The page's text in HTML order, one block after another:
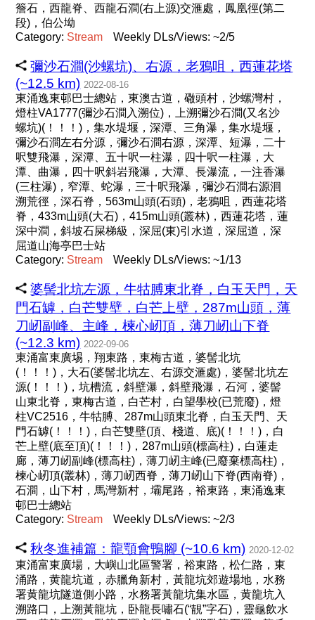
簷石，西龍脊、西龍石澗(右上源)交滙處，鳳凰徑(第二
段)，伯公坳
Category: Stream Weekly DLs/Views: ~2/5
彌沙石澗(沙螺坑)、右源，老鴉咀，西蓮花塔
(~12.5 km) 2022-08-16
東涌逸東邨巴士總站，東澳古道，䃟頭村，沙螺灣村，
燈柱VA1777(彌沙石澗入溯位)，上溯彌沙石澗(又名沙
螺坑)(！！！)，集水堤堰，深潭、三角瀑，集水堤堰，
彌沙石澗左右分源，彌沙石澗右源，深潭、短瀑，二十
呎雙飛瀑，深潭、五十呎一柱瀑，四十呎一柱瀑，大
潭、曲瀑，四十呎斜岩飛瀑，大潭、長瀑流，一注香瀑
(三柱瀑)，窄潭、蛇瀑，三十呎飛瀑，彌沙石澗右源洄
溯荒徑，深石脊，563m山頭(石頭)，老鴉咀，西蓮花塔
脊，433m山頭(大石)，415m山頭(叢林)，西蓮花塔，蓮
深中澗，斜坡石屎梯級，深屈(東)引水道，深屈道，深
屈道山海亭巴士站
Category: Stream Weekly DLs/Views: ~1/13
婆髻北坑左源，牛牯膊東北脊，白玉天門，天
門石罅，白芒雙壁，白芒上壁，287m山頭，薄
刀屻副峰、主峰，楝心屻頂，薄刀屻山下脊
(~12.3 km) 2022-09-06
東涌富東廣埸，翔東路，東梅古道，婆髻北坑
(！！！)，大石(婆髻北坑左、右源交滙處)，婆髻北坑左
源(！！！)，坑槽流，斜壁瀑，斜壁飛瀑，石河，婆髻
山東北脊，東梅古道，白芒村，白望學校(已荒廢)，燈
柱VC2516，牛牯膊、287m山頭東北脊，白玉天門、天
門石罅(！！！)，白芒雙壁(頂、棧道、底)(！！！)，白
芒上壁(底至頂)(！！！)，287m山頭(標高柱)，白蓮走
廊，薄刀屻副峰(標高柱)，薄刀屻主峰(已廢棄標高柱)，
楝心屻頂(叢林)，薄刀屻西脊，薄刀屻山下脊(西南脊)，
石澗，山下村，馬灣新村，壩尾路，裕東路，東涌逸東
邨巴士總站
Category: Stream Weekly DLs/Views: ~2/3
秋冬進補篇：龍顎會鴨腳 (~10.6 km) 2020-12-02
東涌富東廣場，大嶼山北區警署，裕東路，松仁路，東
涌路，黄龍坑道，赤臘角新村，黃龍坑郊遊場地，水務
署黄龍坑隧道側小路，水務署黃龍坑集水區，黄龍坑入
溯路口，上溯黃龍坑，卧龍長嘯石(“靚”字石)，靈龜飲水